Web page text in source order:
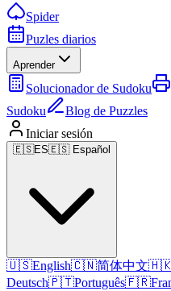
Spider
Puzles diarios
Aprender
Solucionador de Sudoku
Sudoku
Blog de Puzzles
Iniciar sesión
🇪🇸ES🇪🇸 Español
🇺🇸English🇨🇳简体中文
Deutsch🇵🇹Português🇫🇷